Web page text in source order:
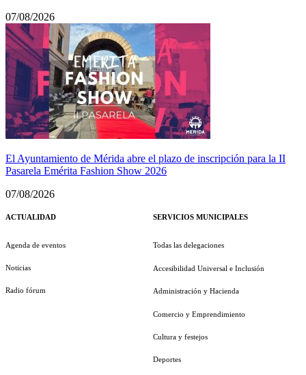
07/08/2026
El Ayuntamiento de Mérida abre el plazo de inscripción para la II
Pasarela Emérita Fashion Show 2026
07/08/2026
ACTUALIDAD
Agenda de eventos
Noticias
Radio fórum
SERVICIOS MUNICIPALES
Todas las delegaciones
Accesibilidad Universal e Inclusión
Administración y Hacienda
Comercio y Emprendimiento
Cultura y festejos
Deportes